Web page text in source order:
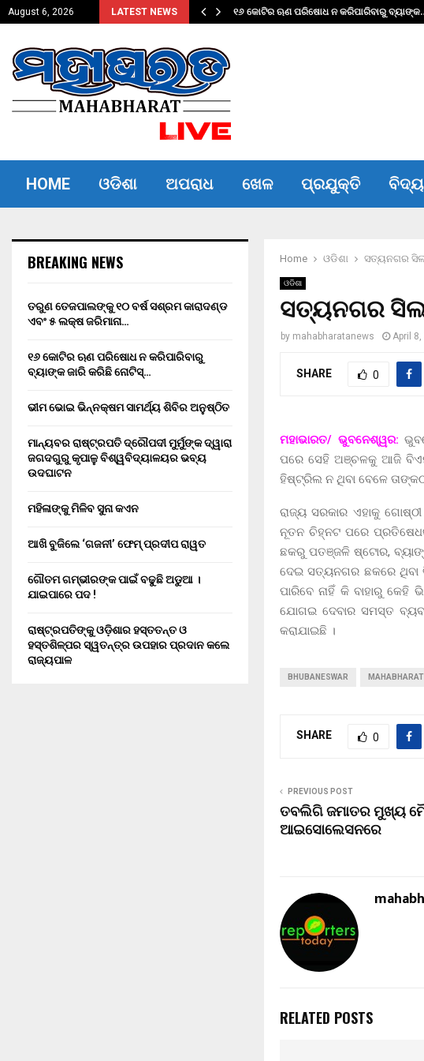
August 6, 2026 LATEST NEWS
ଏବଂ… ୧୬ କୋଟିର ଋଣ ପରିଷୋଧ ନ କରିପାରିବାରୁ
HOME ଓଡିଶା ଅପରାଧ ଖେଳ ପ୍ରଯୁକ୍ତି
Home ଓଡିଶା ସତ୍ୟନଗର
ଓଡିଶା
ସତ୍ୟନଗର
by mahabharatanews April 8,
SHARE 0
ମହାଭାରତ/ ଭୁବନେଶ୍ୱର:
ପରେ ସେହି ଅଞ୍ଚଳକୁ ଆଜି
ହିଷ୍ଟ୍ରିଲ ନ ଥିବା ବେଳେ
ରାଜ୍ୟ ସରକାର ଏହାକୁ
ନୂତନ ଚିହ୍ନଟ ପରେ
ଛକରୁ ପତଞ୍ଜଳି ଷ୍ଟୋର,
ଦେଇ ସତ୍ୟନଗର ଛକରେ ଥିବା
ପାରିବେ ନାହିଁ କି ବାହାରୁ
ଯୋଗଇ ଦେବାର ସମସ୍ତ
କରାଯାଇଛି ।
BHUBANESWAR MAHABHARAT
SHARE 0
PREVIOUS POST
ତବଲିଗି ଜମାତର ମୁଖ୍ୟ
ଆଇସୋଲେସନରେ
RELATED POSTS
BREAKING NEWS
ତରୁଣ ତେଜପାଲଙ୍କୁ ୧୦ ବର୍ଷ ସଶ୍ରମ କାରାଦଣ୍ଡ
ଏବଂ ₹୫ ଲକ୍ଷ ଜରିମାନା…
୧୬ କୋଟିର ଋଣ ପରିଷୋଧ ନ କରିପାରିବାରୁ
ବ୍ୟାଙ୍କ ଜାରି କରିଛି ନୋଟିସ୍…
ଭୀମ ଭୋଇ ଭିନ୍ନକ୍ଷମ ସାମର୍ଥ୍ୟ ଶିବିର ଅନୁଷ୍ଠିତ
ମାନ୍ୟବର ରାଷ୍ଟ୍ରପତି ଦ୍ରୌପଦୀ ମୁର୍ମୁଙ୍କ ଦ୍ୱାରା
ଜଗଦଗୁରୁ କୃପାଳୁ ବିଶ୍ୱବିଦ୍ୟାଳୟର ଭବ୍ୟ
ଉଦଘାଟନ
ମହିଳାଙ୍କୁ ମିଳିବ ସୁନା କଏନ
ଆଖି ବୁଜିଲେ ‘ଗଜନୀ’ ଫେମ୍ ପ୍ରଦୀପ ରାୱତ
ଗୌତମ ଗମ୍ଭୀରଙ୍କ ପାଇଁ ବଢୁଛି ଅଡୁଆ ।
ଯାଇପାରେ ପଦ !
ରାଷ୍ଟ୍ରପତିଙ୍କୁ ଓଡ଼ିଶାର ହସ୍ତତନ୍ତ ଓ
ହସ୍ତଶିଳ୍ପର ସ୍ୱତନ୍ତ୍ର ଉପହାର ପ୍ରଦାନ କଲେ
ରାଜ୍ୟପାଳ